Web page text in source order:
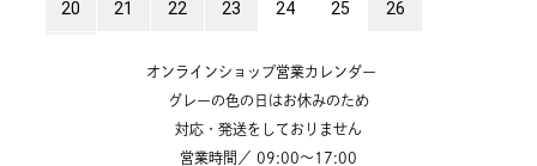
オンラインショップ営業カレンダー
グレーの色の日はお休みのため
対応・発送をしておりません
営業時間／ 09:00～17:00